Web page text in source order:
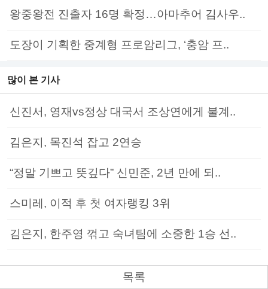
왕중왕전 진출자 16명 확정…아마추어 김사우..
도장이 기획한 중계형 프로암리그, ‘충암 프..
많이 본 기사
신진서, 영재vs정상 대국서 조상연에게 불계..
김은지, 목진석 잡고 2연승
“정말 기쁘고 뜻깊다” 신민준, 2년 만에 되..
스미레, 이적 후 첫 여자랭킹 3위
김은지, 한주영 꺾고 숙녀팀에 소중한 1승 선..
목록